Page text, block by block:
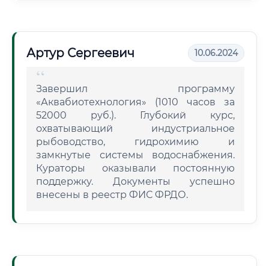
Артур Сергеевич 10.06.2024
Завершил программу
«Аквабиотехнология» (1010 часов за
52000 руб.). Глубокий курс,
охватывающий индустриальное
рыбоводство, гидрохимию и
замкнутые системы водоснабжения.
Кураторы оказывали постоянную
поддержку. Документы успешно
внесены в реестр ФИС ФРДО.